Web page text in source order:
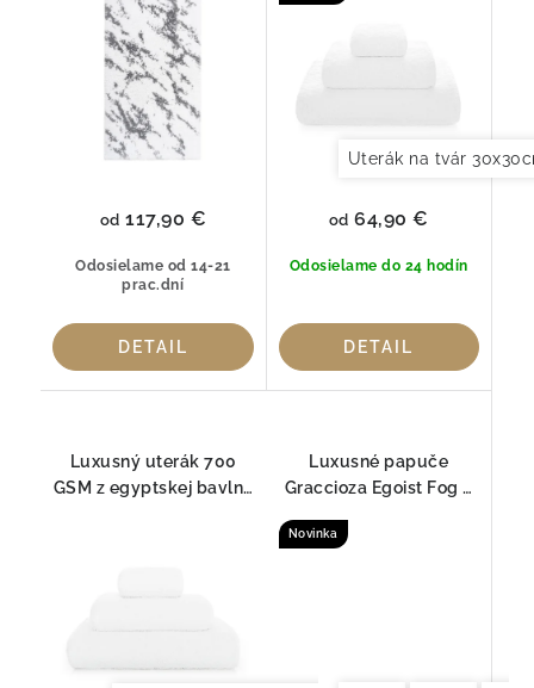
Odosielame od 14-21
prac.dní
od 117,90 €
DETAIL
Uterák na tvár
Odosielame do 24 hodín
od 64,90 €
DETAIL
Luxusný uterák 700
GSM z egyptskej bavlny
Luxusné papuče
Graccioza Egoist Fog –
Novinka